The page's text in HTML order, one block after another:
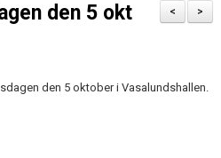
>
<
den 5 okt
den 5 oktober i Vasalundshallen.